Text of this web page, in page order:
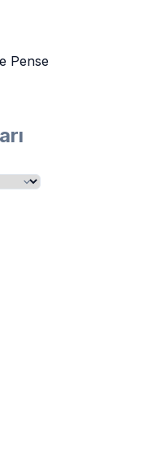
Pense